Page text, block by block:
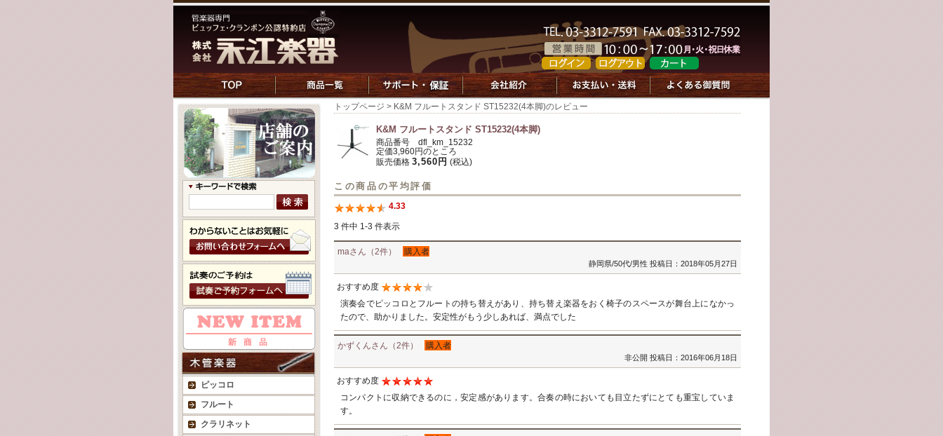
ピッコロ
フルート
クラリネット
トップページ > K&M フルートスタンド ST15232(4本脚)のレビュー
K&M フルートスタンド ST15232(4本脚)
商品番号 dfl_km_15232
定価3,960円のところ
販売価格 3,560円 (税込)
この商品の平均評価
4.33
3 件中 1-3 件表示
maさん（2件） 購入者
静岡県/50代/男性 投稿日：2018年05月27日
おすすめ度
演奏会でピッコロとフルートの持ち替えがあり、持ち替え楽器をおく椅子のスペースが舞台上になかっ
たので、助かりました。安定性がもう少しあれば、満点でした
かずくんさん（2件） 購入者
非公開 投稿日：2016年06月18日
おすすめ度
コンパクトに収納できるのに，安定感があります。合奏の時においても目立たずにとても重宝していま
す。